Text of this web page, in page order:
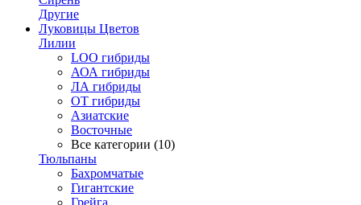
Другие
Луковицы Цветов
Лилии
LOO гибриды
АОА гибриды
ЛА гибриды
ОТ гибриды
Азиатские
Восточные
Все категории (10)
Тюльпаны
Бахромчатые
Гигантские
Грейга